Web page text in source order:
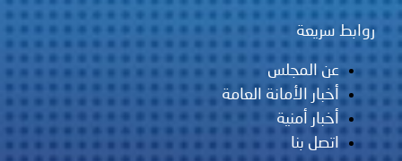
روابط سريعة
عن المجلس
أخبار الأمانة العامة
أخبار أمنية
اتصل بنا